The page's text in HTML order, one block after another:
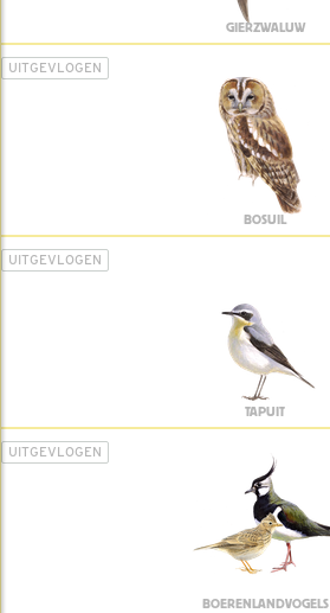
GIERZWALUW
UITGEVLOGEN
BOSUIL
UITGEVLOGEN
TAPUIT
UITGEVLOGEN
BOERENLANDVOGELS